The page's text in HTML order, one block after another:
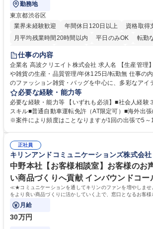
勤務地
東京都渋谷区
業界未経験歓迎
年間休日120日以上
資格取得
月平均残業時間20時間以内
平日のみOK 転勤
住宅手当あり
完全週休2日制
交通費支給 駅近5分以内 中
仕事の内容
企業名 高波クリエイト株式会社 求人名 【生産管理】キャラクターバック
や雑貨の生産・品質管理/年休125日/転勤無 仕事の内容 人気キャラクター
のファッション雑貨・バッグを中心に、多彩なアイ
掛ける当社にて、自社企画・開発商品の生産管理・
わいい』を届けるやりがいのあるポジションです。 有名ブランドやキャラ
クターライセンスを活用した商品の企画・開発・販
画段階から納品まで、商品の製造に関わる全てのプ
元様とのやり取り、輸入関連の書類の管理、国内倉
工場開拓などがございます。 募集職種 【生産管理】キャラクターバック
や雑貨の生産・品質管理/年休125日/転勤無
必要な経験・能力等
必要な経験・能力等 【いずれも必須】■社会人経験
スキル■普通自動車運転免許（AT限定可）■海外出
※案件により頻度はことなりますが1回の出張で5～
め、『コツコツと実直に取り組める方』 ・工場やラ
外関係者と友好なコミュニケーションが取れる方 ※
ンで行います。 学歴・資格 学歴：大学院 大学 高専 短大 専修学校 高校 語
学力： 資格：
正社員
キリンアンドコミュニケーションズ株式会社
中野本社【お客様相談室】お客様のお
い商品づくりへ貢献 インバウンドコー
≪★コミュニケーションを通してキリンのファンを増やしま
をより良い商品づくりに活かしていく上で、窓口となるお客様
月給
30万円